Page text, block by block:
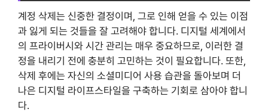
계정 삭제는 신중한 결정이며, 그로 인해 얻을 수 있는 이점
과 잃게 되는 것들을 잘 고려해야 합니다. 디지털 세계에서
의 프라이버시와 시간 관리는 매우 중요하므로, 이러한 결
정을 내리기 전에 충분히 고민하는 것이 필요합니다. 또한,
삭제 후에는 자신의 소셜미디어 사용 습관을 돌아보며 더
나은 디지털 라이프스타일을 구축하는 기회로 삼아야 합니
다.